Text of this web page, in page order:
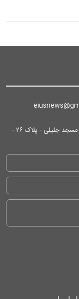
آدرس: تهران/ انتهای خیابان ایرانشهر - پایین تر از مسجد جلیلی - پلاک ۲۶ -